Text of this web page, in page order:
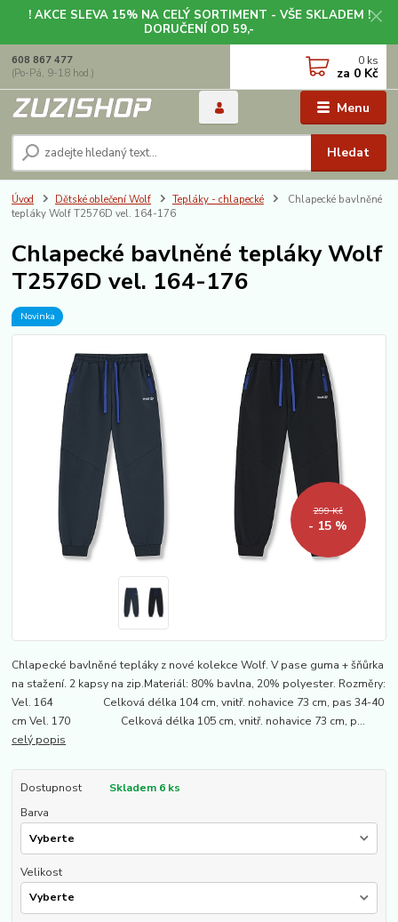
! AKCE SLEVA 15% NA CELÝ SORTIMENT - VŠE SKLADEM !
DORUČENÍ OD 59,-
Menu
Hledat
608 867 477
(Po-Pá, 9-18 hod.)
0 ks
za 0 Kč
Úvod Dětské oblečení Wolf Tepláky - chlapecké
Chlapecké bavlněné
tepláky Wolf T2576D vel. 164-176
Chlapecké bavlněné tepláky Wolf
T2576D vel. 164-176
Novinka
299 Kč
- 15 %
Chlapecké bavlněné tepláky z nové kolekce Wolf. V pase guma + šňůrka
na stažení. 2 kapsy na zip.Materiál: 80% bavlna, 20% polyester. Rozměry:
Vel. 164 Celková délka 104 cm, vnitř. nohavice 73 cm, pas 34-40
cm Vel. 170 Celková délka 105 cm, vnitř. nohavice 73 cm, p...
celý popis
Dostupnost
Skladem 6 ks
Barva
Velikost